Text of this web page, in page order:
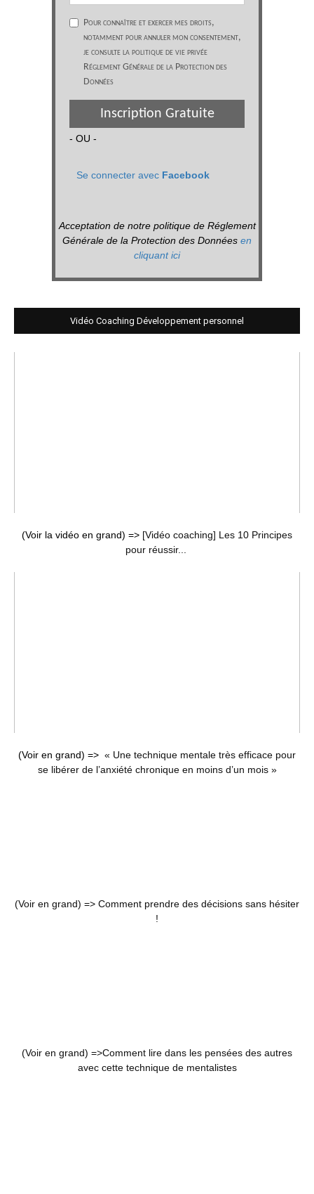
Pour connaître et exercer mes droits,
notamment pour annuler mon consentement,
je consulte la politique de vie privée
Réglement Générale de la Protection des
Données
Inscription Gratuite
- OU -
Se connecter avec Facebook
Acceptation de notre politique de Réglement
Générale de la Protection des Données en
cliquant ici
Vidéo Coaching Développement personnel
(Voir la vidéo en grand) => [Vidéo coaching] Les 10 Principes
pour réussir...
(Voir en grand) => « Une technique mentale très efficace pour
se libérer de l’anxiété chronique en moins d’un mois »
(Voir en grand) => Comment prendre des décisions sans hésiter
!
(Voir en grand) =>Comment lire dans les pensées des autres
avec cette technique de mentalistes